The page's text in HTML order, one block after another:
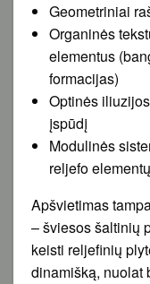
Geometriniai
Organinės
elementus
formacijas)
Optinės
įspūdį
Modulinės
reljefo
Apšvietimas
– šviesos šaltinių
keisti reljefinių
dinamišką, nuolat